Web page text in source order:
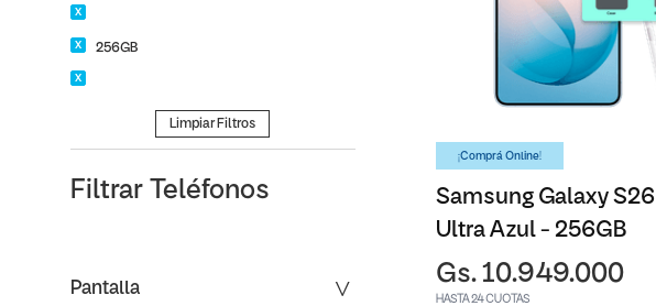
256GB
Limpiar Filtros
Filtrar Teléfonos
Pantalla
¡Comprá Online!
Samsung Galaxy S26
Ultra Azul - 256GB
Gs. 10.949.000
HASTA 24 CUOTAS